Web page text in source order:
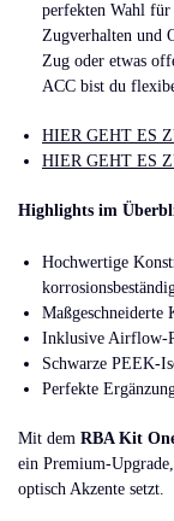
perfekten Wahl
Zugverhalten und
Zug oder etwas
ACC bist du
HIER GEHT ES
HIER GEHT ES
Highlights im
Hochwertige
Maßgeschneiderte
Inklusive Airflow-
Schwarze PEEK-
Perfekte
Mit dem RBA Kit
ein Premium-
optisch Akzente setzt.